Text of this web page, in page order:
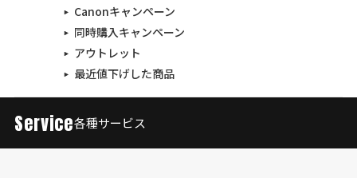
Canonキャンペーン
同時購入キャンペーン
アウトレット
最近値下げした商品
Service各種サービス